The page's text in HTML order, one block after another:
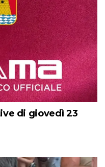
di giovedì 23